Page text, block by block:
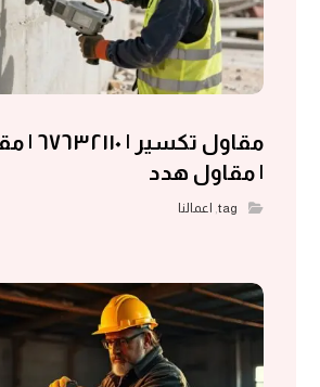
مقاول
| مقاول هدد
tag
, اعمالنا